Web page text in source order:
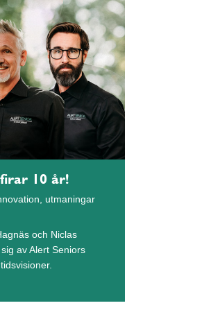
10 år!
utmaningar
och Niclas
av Alert Seniors